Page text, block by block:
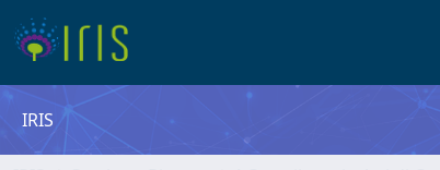
IRIS